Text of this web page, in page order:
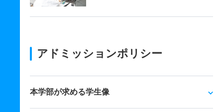
アドミッションポリシー
本学部が求める学生像